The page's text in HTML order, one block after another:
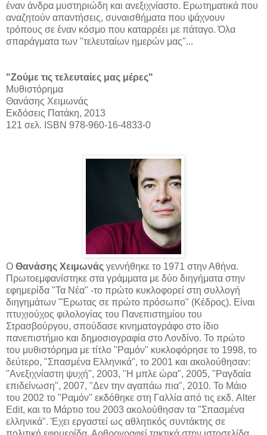
έναν άνδρα μυστηριώδη και ανεξιχνίαστο. Ερωτηματικά που
αναζητούν απαντήσεις, συναισθήματα που ψάχνουν
τρόπους σε έναν κόσμο που καταρρέει με πάταγο. Όλα
σπαράγματα των "τελευταίων ημερών μας"...
"Ζούμε τις τελευταίες μας μέρες"
Μυθιστόρημα
Θανάσης Χειμωνάς
Εκδόσεις Πατάκη, 2013
121 σελ. ISBN 978-960-16-4833-0
Ο Θανάσης Χειμωνάς γεννήθηκε το 1971 στην Αθήνα.
Πρωτοεμφανίστηκε στα γράμματα με δύο διηγήματα στην
εφημερίδα "Τα Νέα" -το πρώτο κυκλοφορεί στη συλλογή
διηγημάτων "Έρωτας σε πρώτο πρόσωπο" (Κέδρος). Είναι
πτυχιούχος φιλολογίας του Πανεπιστημίου του
Στρασβούργου, σπούδασε κινηματογράφο στο ίδιο
πανεπιστήμιο και δημοσιογραφία στο Λονδίνο. Το πρώτο
του μυθιστόρημα με τίτλο "Ραμόν" κυκλοφόρησε το 1998, το
δεύτερο, "Σπασμένα Ελληνικά", το 2001 και ακολούθησαν:
"Ανεξιχνίαστη ψυχή", 2003, "Η μπλε ώρα", 2005, "Ραγδαία
επιδείνωση", 2007, "Δεν την αγαπάω πια", 2010. Το Μάιο
του 2002 το "Ραμόν" εκδόθηκε στη Γαλλία από τις εκδ. Alter
Edit, και το Μάρτιο του 2003 ακολούθησαν τα "Σπασμένα
ελληνικά". Έχει εργαστεί ως αθλητικός συντάκτης σε